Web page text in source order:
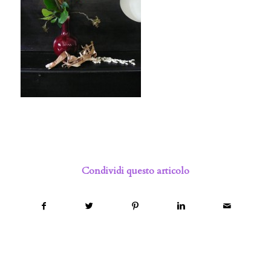
Condividi questo articolo